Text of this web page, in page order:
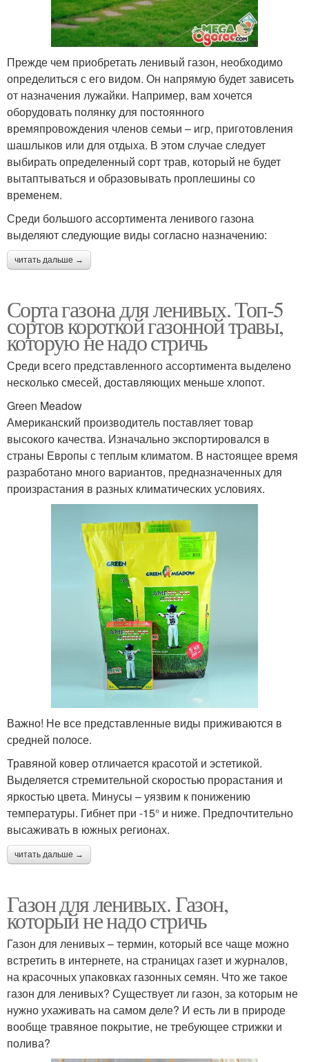
Прежде чем приобретать ленивый газон, необходимо
определиться с его видом. Он напрямую будет зависеть
от назначения лужайки. Например, вам хочется
оборудовать полянку для постоянного
времяпровождения членов семьи – игр, приготовления
шашлыков или для отдыха. В этом случае следует
выбирать определенный сорт трав, который не будет
вытаптываться и образовывать проплешины со
временем.
Среди большого ассортимента ленивого газона
выделяют следующие виды согласно назначению:
читать дальше →
Сорта газона для ленивых. Топ-5
сортов короткой газонной травы,
которую не надо стричь
Среди всего представленного ассортимента выделено
несколько смесей, доставляющих меньше хлопот.
Green Meadow
Американский производитель поставляет товар
высокого качества. Изначально экспортировался в
страны Европы с теплым климатом. В настоящее время
разработано много вариантов, предназначенных для
произрастания в разных климатических условиях.
Важно! Не все представленные виды приживаются в
средней полосе.
Травяной ковер отличается красотой и эстетикой.
Выделяется стремительной скоростью прорастания и
яркостью цвета. Минусы – уязвим к понижению
температуры. Гибнет при -15° и ниже. Предпочтительно
высаживать в южных регионах.
читать дальше →
Газон для ленивых. Газон,
который не надо стричь
Газон для ленивых – термин, который все чаще можно
встретить в интернете, на страницах газет и журналов,
на красочных упаковках газонных семян. Что же такое
газон для ленивых? Существует ли газон, за которым не
нужно ухаживать на самом деле? И есть ли в природе
вообще травяное покрытие, не требующее стрижки и
полива?